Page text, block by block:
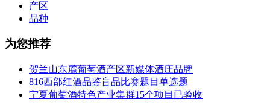
产区
品种
为您推荐
贺兰山东麓葡萄酒产区新媒体酒庄品牌
816西部红酒品鉴盲品比赛题目单选题
宁夏葡萄酒特色产业集群15个项目已验收